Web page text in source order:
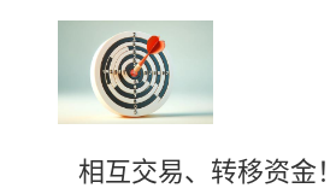
相互交易、转移资金